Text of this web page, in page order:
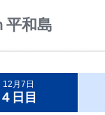
平和島
12月7日
４日目